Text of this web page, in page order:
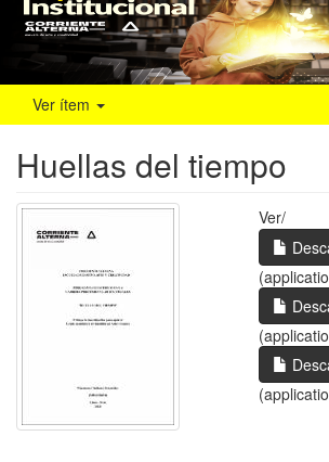
Ver ítem
Huellas del tiempo
Ver/